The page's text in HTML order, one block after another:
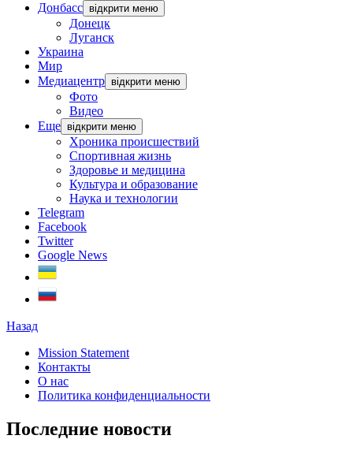
Донбасс відкрити меню
Донецк
Луганск
Украина
Мир
Медиацентр відкрити меню
Фото
Видео
Еще відкрити меню
Хроника происшествий
Спортивная жизнь
Здоровье и медицина
Культура и образование
Наука и технологии
Telegram
Facebook
Twitter
Google News
Назад
Mission Statement
Контакты
О нас
Политика конфиденциальности
Последние новости